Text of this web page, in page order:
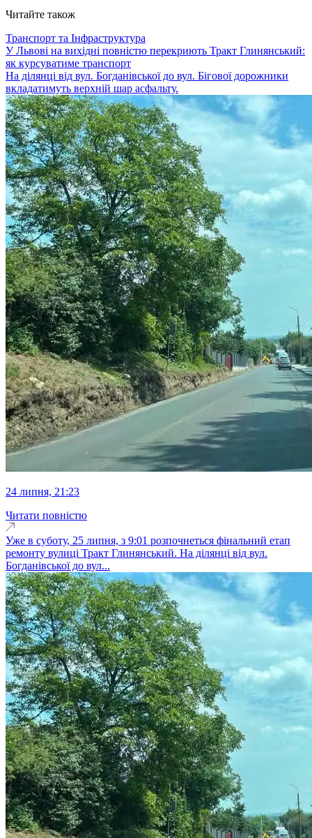
Читайте також
Транспорт та Інфраструктура
У Львові на вихідні повністю перекриють Тракт Глинянський:
як курсуватиме транспорт
На ділянці від вул. Богданівської до вул. Бігової дорожники
вкладатимуть верхній шар асфальту.
24 липня, 21:23
Читати повністю
Уже в суботу, 25 липня, з 9:01 розпочнеться фінальний етап
ремонту вулиці Тракт Глинянський. На ділянці від вул.
Богданівської до вул...